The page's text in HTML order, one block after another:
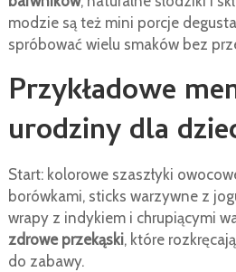
modzie są też mini porcje
spróbować wielu smaków bez
Przykładowe
urodziny dla
Start: kolorowe szaszłyki
borówkami, sticks warzywne z
wrapy z indykiem i chrupiącymi
zdrowe przekąski, które
do zabawy.